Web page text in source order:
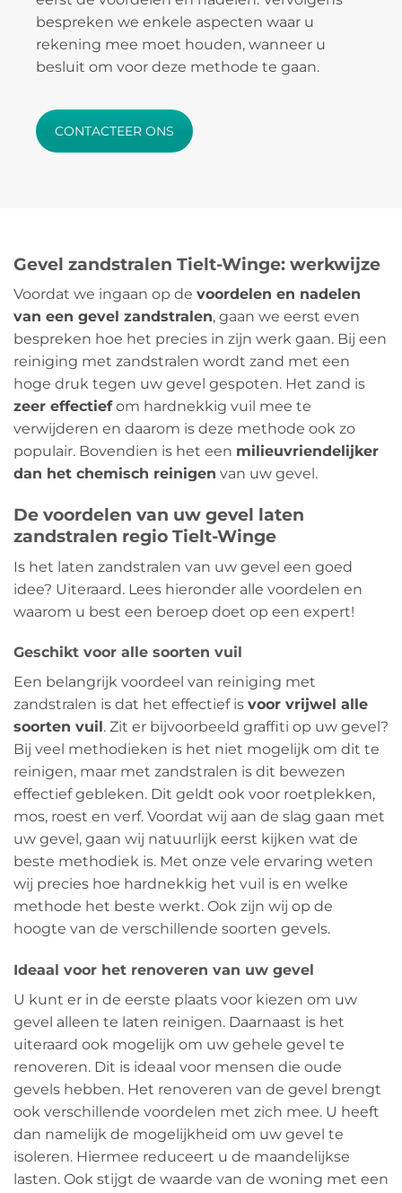
bespreken we enkele aspecten waar u
rekening mee moet houden, wanneer u
besluit om voor deze methode te gaan.
CONTACTEER ONS
Gevel zandstralen Tielt-Winge: werkwijze
Voordat we ingaan op de voordelen en nadelen
van een gevel zandstralen, gaan we eerst even
bespreken hoe het precies in zijn werk gaan. Bij een
reiniging met zandstralen wordt zand met een
hoge druk tegen uw gevel gespoten. Het zand is
zeer effectiefom hardnekkig vuil mee te
verwijderen en daarom is deze methode ook zo
populair. Bovendien is het een milieuvriendelijker
dan het chemisch reinigen van uw gevel.
De voordelen van uw gevel laten
zandstralen regio Tielt-Winge
Is het laten zandstralen van uw gevel een goed
idee? Uiteraard. Lees hieronder alle voordelen en
waarom u best een beroep doet op een expert!
Geschikt voor alle soorten vuil
Een belangrijk voordeel van reiniging met
zandstralen is dat het effectief is voor vrijwel alle
soorten vuil . Zit er bijvoorbeeld graffiti op uw gevel?
Bij veel methodieken is het niet mogelijk om dit te
reinigen, maar met zandstralen is dit bewezen
effectief gebleken. Dit geldt ook voor roetplekken,
mos, roest en verf. Voordat wij aan de slag gaan met
uw gevel, gaan wij natuurlijk eerst kijken wat de
beste methodiek is. Met onze vele ervaring weten
wij precies hoe hardnekkig het vuil is en welke
methode het beste werkt. Ook zijn wij op de
hoogte van de verschillende soorten gevels.
Ideaal voor het renoveren van uw gevel
U kunt er in de eerste plaats voor kiezen om uw
gevel alleen te laten reinigen. Daarnaast is het
uiteraard ook mogelijk om uw gehele gevel te
renoveren. Dit is ideaal voor mensen die oude
gevels hebben. Het renoveren van de gevel brengt
ook verschillende voordelen met zich mee. U heeft
dan namelijk de mogelijkheid om uw gevel te
isoleren. Hiermee reduceert u de maandelijkse
lasten. Ook stijgt de waarde van de woning met een